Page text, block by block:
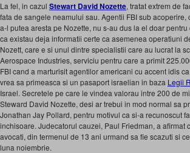
La fel, in cazul Stewart David Nozette, tratat extrem de
fata de sangele neamului sau. Agentii FBI sub
a-l putea aresta pe Nozette, nu s-au dus la el doar
ca existau deja informatii certe ca asemenea operatiuni
Nozett, care e si unul dintre specialistii care au lucrat la
Aerospace Industries, serviciu pentru care a primit
FBI cand a marturisit agentilor americani cu accent idis
vrea sa primeasca si un pasaport israelian in baza Legii
Israel. Secretele pe care le vindea valorau intre 200 de
Steward David Nozette, desi ar trebui in mod normal sa
Jonathan Jay Pollard, pentru motivul ca si-a recunoscut
inchisoare. Judecatorul cauzei, Paul Friedman, a
avocati, din termenul de 13 ani urmand sa fie scazuti si
luna noiembrie.